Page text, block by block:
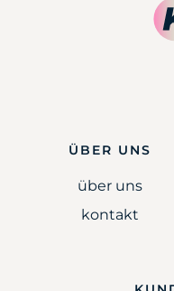
ÜBER UNS
über uns
kontakt